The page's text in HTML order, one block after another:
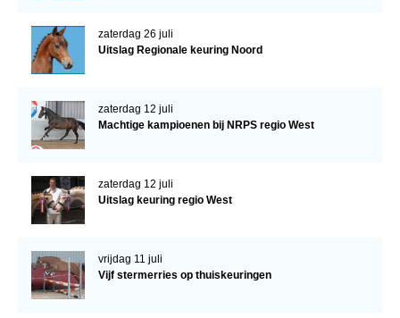
zaterdag 26 juli
Uitslag Regionale keuring Noord
zaterdag 12 juli
Machtige kampioenen bij NRPS regio West
zaterdag 12 juli
Uitslag keuring regio West
vrijdag 11 juli
Vijf stermerries op thuiskeuringen